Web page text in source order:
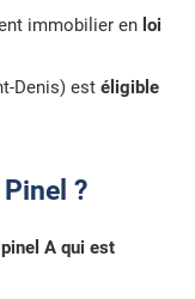
immobilier en loi
Denis) est éligible
?
A qui est